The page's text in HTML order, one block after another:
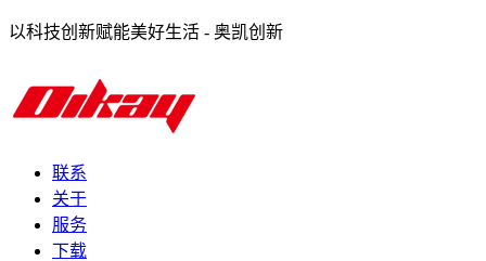
以科技创新赋能美好生活 - 奥凯创新
联系
关于
服务
下载